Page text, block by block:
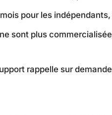
pour les
sont plus
rappelle sur